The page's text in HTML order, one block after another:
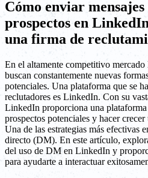
Cómo enviar
prospectos en
una firma de
En el altamente competitivo
buscan constantemente nuevas
potenciales. Una plataforma que se
reclutadores es LinkedIn. Con su
LinkedIn proporciona una plataforma
prospectos potenciales y hacer
Una de las estrategias más efectivas
directo (DM). En este artículo,
del uso de DM en LinkedIn y
para ayudarte a interactuar